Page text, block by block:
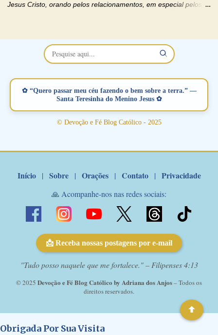
Jesus Cristo, orando pelos relacionamentos, em especial pelos
maravilhosos cartões que coloquei aqui para vocês. Não perca
esta abençoada semana no Momento de Fé do Padre Marcelo,
vamos juntos formar esta forte corrente de orações. Você que
verdadeiro, ou que está com problemas no relacionamento
amoroso, creia na poderosa intercessão deste santo amigo:
Santo Antonio! Tenha fé, não desista, pois ele intercede por nós
junto a Jesus! Fique no Amor Ágape de Jesus e no Amor Materno
✿ “Quero passar meu céu fazendo o bem sobre a terra.” —
Santa Teresinha do Menino Jesus ✿
© Devoção e Fé Blog Católico - 2025
Início | Sobre | Orações | Contato | Privacidade
🙏 Acompanhe-nos nas redes sociais:
📩 Receba nossas postagens por e-mail
"Tudo posso naquele que me fortalece." – Filipenses 4:13
© 2025 Devoção e Fé Blog Católico by Adriana dos Anjos– Todos os
direitos reservados.
Obrigada Por Sua Visita